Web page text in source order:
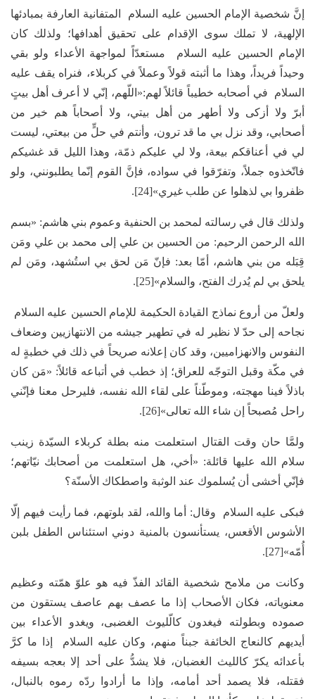
إنَّ شخصية الإمام الحسين عليه السلام المتفانية العارفة بمبادئها
الإلهية، لا تملك سوى الإقدام على تحقيق أهدافها؛ ولذلك كان
الإمام الحسين عليه السلام مستعدّاً لمواجهة الأعداء ولو بقي
وحيداً فريداً، وهذا ما أثبته قولاً وعملاً في كربلاء، فنراه يقف عليه
السلام في أصحابه خطيباً قائلاً لهم:«اللّهم، إنّي لا أعرف أهل بيتٍ
أبرّ ولا أزكى ولا أطهر من أهل بيتي، ولا أصحاباً هم خير من
أصحابي، وقد نزل بي ما قد ترون، وأنتم في حلٍّ من بيعتي، ليست
لي في أعناقكم بيعة، ولا لي عليكم ذمّة، وهذا الليل قد غشيكم
فاتّخذوه جملاً، وتفرّقوا في سواده، فإنَّ القوم إنّما يطلبونني، ولو
ظفروا بي لذهلوا عن طلب غيري»[24].
ولذلك قال في رسالته لمحمد بن الحنفية وعموم بني هاشم: «بسم
الله الرحمن الرحيم: من الحسين بن علي إلى محمد بن علي ومَن
قِبَله من بني هاشم، أمّا بعد: فإنّ مَن لحق بي استُشهد، ومَن لم
يلحق بي لم يُدرك الفتح، والسلام»[25].
ولعلّ من أروع نماذج القيادة الحكيمة للإمام الحسين عليه السلام
نجاحه إلى حدّ لا نظير له في تطهير جيشه من الانتهازيين وضعاف
النفوس والانهزاميين، وقد كان إعلانه صريحاً في ذلك في خطبةٍ له
في مكّة وقبل التوجّه للعراق؛ إذ خطب في أتباعه قائلاً: «مَن كان
باذلاً فينا مهجته، وموطّناً على لقاء الله نفسه، فليرحل معنا فإنّني
راحل مُصبحاً إن شاء الله تعالى»[26].
ولمَّا حان وقت القتال استعلمت منه بطلة كربلاء السيّدة زينب
سلام الله عليها قائلة: «أخي، هل استعلمت من أصحابك نيّاتهم؛
فإنّي أخشى أن يُسلموك عند الوثبة واصطكاك الأسنّة؟
فبكى عليه السلام وقال: أما والله، لقد بلوتهم، فما رأيت فيهم إلّا
الأشوس الأقعس، يستأنسون بالمنية دوني استئناس الطفل بلبن
أُمّه»[27].
وكانت من ملامح شخصية القائد الفذّ فيه هو علوّ همّته وعظيم
معنوياته، فكان الأصحاب إذا ما عصف بهم عاصف يستقون من
صموده وبطولته فيغدون كالّليوث الغضبى، ويغدو الأعداء بين
أيديهم كالنعاج الخائفة جبناً منهم، وكان عليه السلام إذا ما كرَّ
بأعدائه يكرّ كالليث الغضبان، فلا يشدُّ على أحد إلا بعجه بسيفه
فقتله، فلا يصمد أحد أمامه، وإذا ما أرادوا ردّه رموه بالنبال،